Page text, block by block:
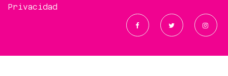
Privacidad